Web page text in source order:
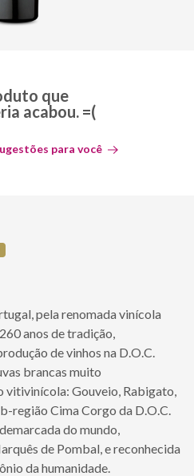
que
acabou. =(
para você
pela renomada vinícola
anos de tradição,
de vinhos na D.O.C.
brancas muito
Gouveio, Rabigato,
região Cima Corgo da D.O.C.
do mundo,
de Pombal, e reconhecida
da humanidade.